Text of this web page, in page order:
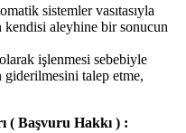
sistemler vasıtasıyla
aleyhine bir sonucun
işlenmesi sebebiyle
giderilmesini talep etme,
( Başvuru Hakkı ) :